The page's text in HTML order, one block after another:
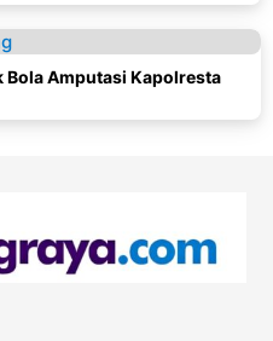
Bola Amputasi Kapolresta